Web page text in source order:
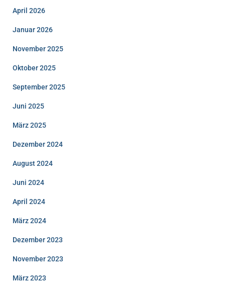
April 2026
Januar 2026
November 2025
Oktober 2025
September 2025
Juni 2025
März 2025
Dezember 2024
August 2024
Juni 2024
April 2024
März 2024
Dezember 2023
November 2023
März 2023